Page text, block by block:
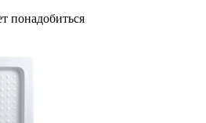
понадобиться